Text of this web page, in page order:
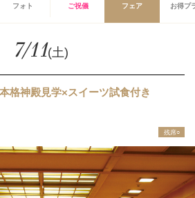
フォト ご祝儀 フェア お得プ
7/11(土)
格神殿見学×スイーツ試食付き
残席○